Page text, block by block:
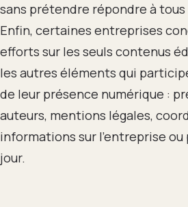
sans prétendre répondre à
Enfin, certaines entreprises
efforts sur les seuls contenus
les autres éléments qui
de leur présence numérique :
auteurs, mentions légales,
informations sur l’entreprise
jour.